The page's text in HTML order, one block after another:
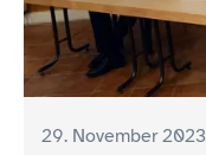
29. November 2023